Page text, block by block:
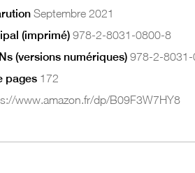
Septembre 2021
(imprimé) 978-2-8031-0800-8
(versions numériques) 978-2-
pages 172
www.amazon.fr/dp/B09F3W7HY8